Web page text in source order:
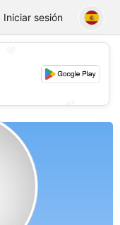
Iniciar sesión
💕